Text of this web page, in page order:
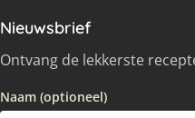
Nieuwsbrief
Ontvang de lekkerste
Naam (optioneel)